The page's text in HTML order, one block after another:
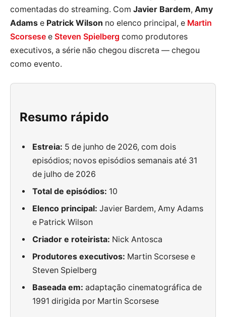
comentadas do streaming. Com Javier Bardem, Amy
Adams e Patrick Wilson no elenco principal, e Martin
Scorsese e Steven Spielberg como produtores
executivos, a série não chegou discreta — chegou
como evento.
Resumo rápido
Estreia: 5 de junho de 2026, com dois
episódios; novos episódios semanais até 31
de julho de 2026
Total de episódios: 10
Elenco principal: Javier Bardem, Amy Adams
e Patrick Wilson
Criador e roteirista: Nick Antosca
Produtores executivos: Martin Scorsese e
Steven Spielberg
Baseada em: adaptação cinematográfica de
1991 dirigida por Martin Scorsese